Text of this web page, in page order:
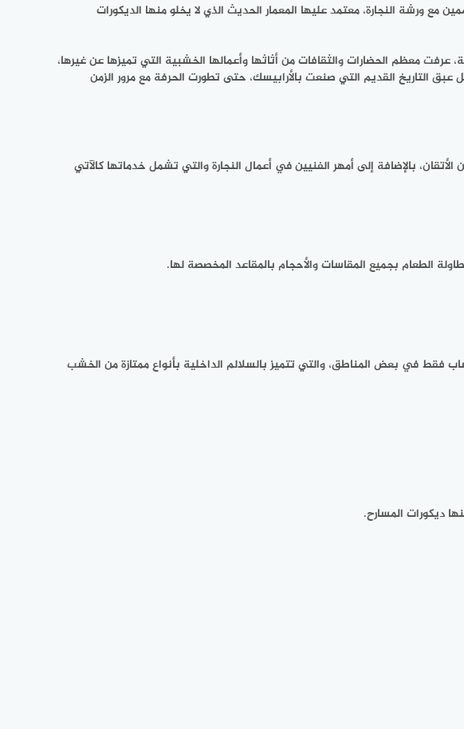
مع ورشة النجارة، معتمد عليها المعمار الحديث الذي لا يخلو منها الديكورات
معظم الحضارات والثقافات من أثاثها وأعمالها الخشبية التي تميزها عن غيرها،
عبق التاريخ القديم التي صنعت بالأرابيسك، حتى تطورت الحرفة مع مرور الزمن
بالإضافة إلى أمهر الفنيين في أعمال النجارة والتي تشمل خدماتها كالآتي
الطعام بجميع المقاسات والأحجام بالمقاعد المخصصة لها.
فقط في بعض المناطق، والتي تتميز بالسلالم الداخلية بأنواع ممتازة من الخشب
ديكورات المسارح.